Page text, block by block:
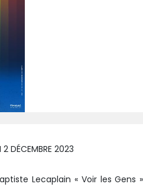
2 DÉCEMBRE 2023
Lecaplain « Voir les